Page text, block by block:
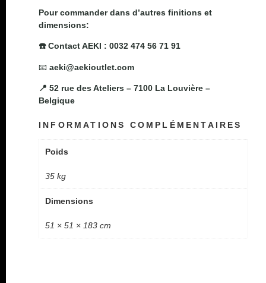
INFORMATIONS COMPLÉMENTAIRES
Poids
35 kg
Dimensions
51 × 51 × 183 cm
Pour commander dans d’autres finitions et
dimensions:
☎️ Contact AEKI : 0032 474 56 71 91
📧 aeki@aekioutlet.com
📍 52 rue des Ateliers – 7100 La Louvière –
Belgique